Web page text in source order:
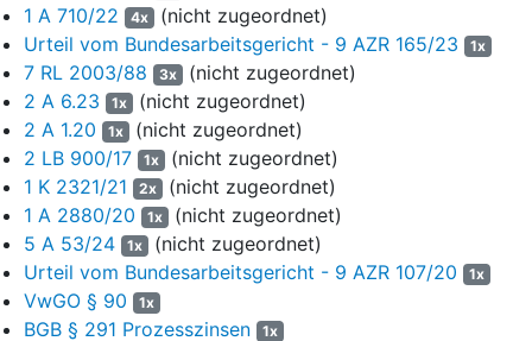
erteilten zweiten Eingliederungsschein zurück und führte zur
Begründung aus, dieser hätte nach Ausscheiden der Klägerin
aus dem Dienst nicht mehr ergehen dürfen. Im März 2020 hat
die Klägerin den zweiten Eingliederungsschein vom 1. Oktober
2018 der Beklagten zurückgegeben. Eine bereits im Jahr 2019
erhobene Klage, mit der die Klägerin die Feststellung des
Fortbestehens eines Dienstverhältnisses einer Soldatin auf Zeit
über den 30. September 2018 hinaus bis zum 30. März 2020
begehrte, wies das Verwaltungsrecht B-Stadt mit
rechtskräftigem Urteil vom 20. Mai 2021 ab (Az.
Zur Begründung wurde im Wesentlichen angeführt, mit Ablauf
des 30. September 2018 habe kein Dienstverhältnis eines
Soldaten auf Zeit mehr bestanden, sodass die Voraussetzungen
1 A 710/22
4x (nicht zugeordnet)
Urteil vom Bundesarbeitsgericht - 9 AZR 165/23
1x
7 RL 2003/88 3x (nicht zugeordnet)
2 A 6.23
1x (nicht zugeordnet)
2 A 1.20
1x (nicht zugeordnet)
2 LB 900/17
1x (nicht zugeordnet)
1 K 2321/21
2x (nicht zugeordnet)
1 A 2880/20
1x (nicht zugeordnet)
5 A 53/24
1x (nicht zugeordnet)
Urteil vom Bundesarbeitsgericht - 9 AZR 107/20
1x
VwGO § 90 1x
BGB § 291 Prozesszinsen 1x